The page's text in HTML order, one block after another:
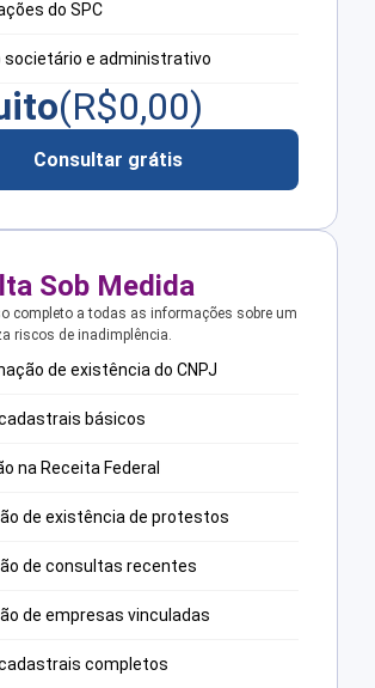
do SPC
societário e administrativo
(R$0,00)
Consultar grátis
Sob Medida
completo a todas as informações sobre um
riscos de inadimplência.
de existência do CNPJ
básicos
na Receita Federal
de existência de protestos
de consultas recentes
de empresas vinculadas
completos